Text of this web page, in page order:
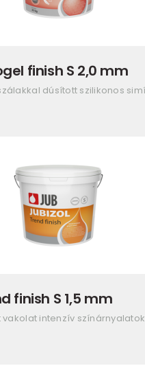
finish S 2,0 mm
dúsított szilikonos
finish S 1,5 mm
vakolat intenzív